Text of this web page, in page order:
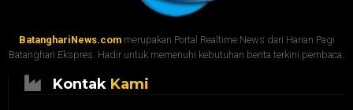
BatanghariNews.commerupakan Portal Realtime News dari Harian Pagi
Batanghari Ekspres. Hadir untuk memenuhi kebutuhan berita terkini pembaca.
Kontak Kami